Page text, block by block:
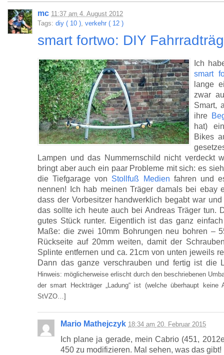
mc 11:37 am 4. August 2012
Tags: diy ( 10 ) verkehr ( 12 )
smart fortwo: DIY
Ich
smart
lange
zwar
Smart,
ihre
hat)
Bikes
Lampen und das Nummernschild nicht verdeckt
bringt aber auch ein paar Probleme mit sich: es
die Tiefgarage von Stollfuß Medien fahren und
nennen! Ich hab meinen Träger damals bei ebay
dass der Vorbesitzer handwerklich begabt war
das sollte ich heute auch bei Andreas Träger tun.
gutes Stück runter. Eigentlich ist das ganz
Maße: die zwei 10mm Bohrungen neu bohren –
Rückseite auf 20mm weiten, damit der
Splinte entfernen und ca. 21cm von unten jeweils
Dann das ganze verschrauben und fertig ist die
Hinweis: möglicherweise erlischt durch den beschriebenen
der smart Heckträger „Ladung“ ist (welche überhaupt
StVZO…]
Mario Mathejczyk 18:34 am 20. Februar 2015
Ich plane ja gerade, mein Cabrio (451,
450 zu modifizieren. Mal sehen, was das gibt!